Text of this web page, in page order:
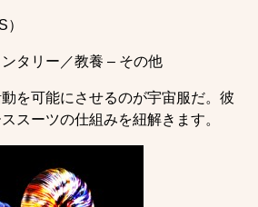
タリー／教養 – その他
を可能にさせるのが宇宙服だ。彼
スーツの仕組みを紐解きます。